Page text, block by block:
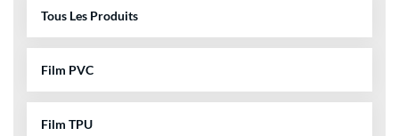
Tous Les Produits
Film PVC
Film TPU